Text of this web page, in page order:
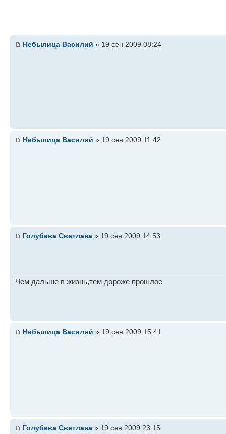
Небылица Василий » 19 сен 2009 08:24
Небылица Василий » 19 сен 2009 11:42
Голубева Светлана » 19 сен 2009 14:53
Чем дальше в жизнь,тем дороже прошлое
Небылица Василий » 19 сен 2009 15:41
Голубева Светлана » 19 сен 2009 23:15